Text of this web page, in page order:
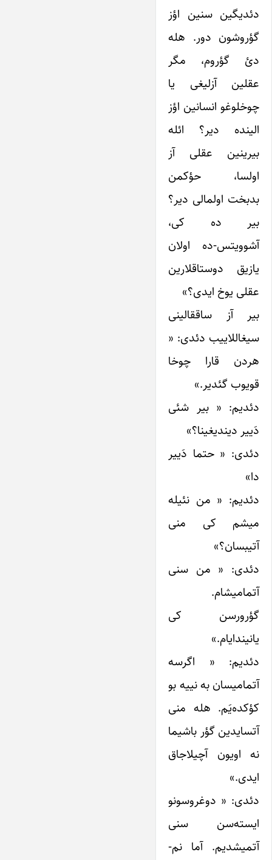
دئدیگین سنین اؤز
گؤروشون دور. هله
دئ گؤروم، مگر
عقلین آزلیغی یا
چوخلوغو انسانین اؤز
الینده دیر؟ ائله
بیرینین عقلی آز
اولسا، حؤکمن
بدبخت اولمالی دیر؟
بیر ده کی،
آشوویتس-ده اولان
یازیق دوستاقلارین
عقلی یوخ ایدی؟»
بیر آز ساققالینی
سیغاللاییب دئدی: «
هردن قارا چوخا
قویوب گئدیر.»
دئدیم: « بیر شئی
دَییر دیندیغینا؟»
دئدی: « حتما دَییر
دا»
دئدیم: « من نئیله
میشم کی منی
آتیبسان؟»
دئدی: « من سنی
آتمامیشام.
گؤرورسن کی
یانیندایام.»
دئدیم: « اگرسه
آتمامیسان به نییه بو
کؤکده‌یَم. هله منی
آتسایدین گؤر باشیما
نه اویون آچیلاجاق
ایدی.»
دئدی: « دوغروسونو
ایسته‌سن سنی
آتمیشدیم. آما نم-